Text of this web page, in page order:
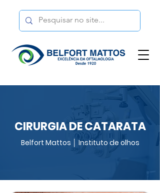
CIRURGIA DE CATARATA
Belfort Mattos │ Instituto de olhos